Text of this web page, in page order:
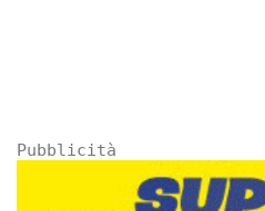
Pubblicità